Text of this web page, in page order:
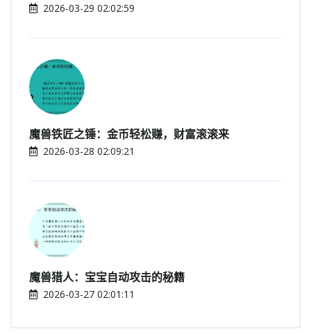
2026-03-29 02:02:59
魔兽铁匠之锤：金币轻松赚，财富滚滚来
2026-03-28 02:09:21
魔兽猎人：宝宝自动攻击的秘籍
2026-03-27 02:01:11